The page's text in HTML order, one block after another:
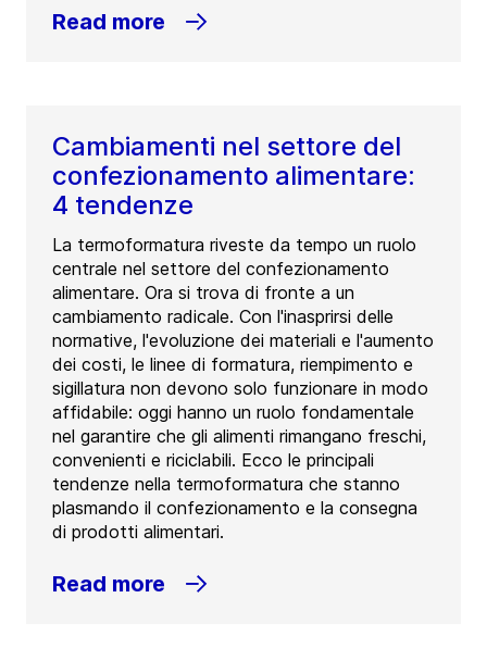
Read more
Cambiamenti nel settore del
confezionamento alimentare:
4 tendenze
La termoformatura riveste da tempo un ruolo
centrale nel settore del confezionamento
alimentare. Ora si trova di fronte a un
cambiamento radicale. Con l'inasprirsi delle
normative, l'evoluzione dei materiali e l'aumento
dei costi, le linee di formatura, riempimento e
sigillatura non devono solo funzionare in modo
affidabile: oggi hanno un ruolo fondamentale
nel garantire che gli alimenti rimangano freschi,
convenienti e riciclabili. Ecco le principali
tendenze nella termoformatura che stanno
plasmando il confezionamento e la consegna
di prodotti alimentari.
Read more